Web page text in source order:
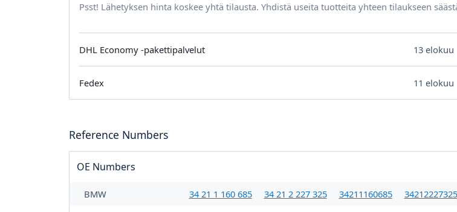
Psst! Lähetyksen hinta koskee yhtä tilausta. Yhdistä useita tuotteita yhteen tilaukseen
DHL Economy -pakettipalvelut 13 elokuu
Fedex 11 elokuu
Reference Numbers
OE Numbers
BMW 34 21 1 160 685 34 21 2 227 325 34211160685 34212227325